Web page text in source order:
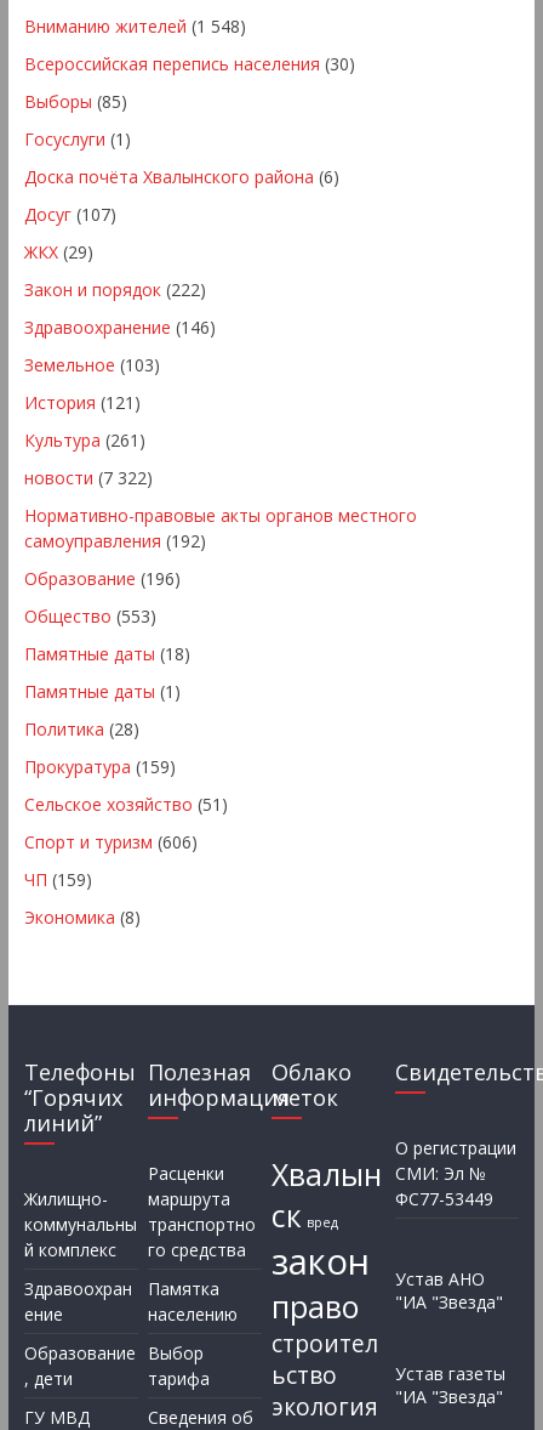
Вниманию жителей (1 548)
Всероссийская перепись населения (30)
Выборы (85)
Госуслуги (1)
Доска почёта Хвалынского района (6)
Досуг(107)
ЖКХ(29)
Закон и порядок(222)
Здравоохранение (146)
Земельное (103)
История (121)
Культура (261)
новости (7 322)
Нормативно-правовые акты органов местного
самоуправления (192)
Образование (196)
Общество (553)
Памятные даты (18)
Памятные даты (1)
Политика (28)
Прокуратура (159)
Сельское хозяйство (51)
Спорт и туризм (606)
ЧП (159)
Экономика (8)
Телефоны
“Горячих
линий”
Жилищно-
коммунальны
й комплекс
Здравоохран
ение
Образование
, дети
ГУ МВД
Полезная
информация
Расценки
маршрута
транспортно
го средства
Памятка
населению
Выбор
тарифа
Сведения об
Облако
меток
Хвалын
ск вред
закон
право
строител
ьство
экология
О регистрации
СМИ: Эл №
ФС77-53449
Устав АНО
"ИА "Звезда"
Устав газеты
"ИА "Звезда"